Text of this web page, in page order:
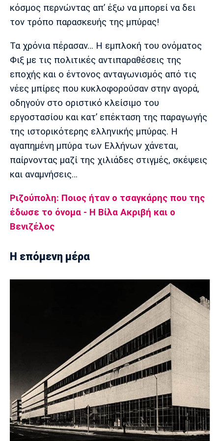
κόσμος περνώντας απ’ έξω να μπορεί να δει
τον τρόπο παρασκευής της μπύρας!
Τα χρόνια πέρασαν… Η εμπλοκή του ονόματος
Φιξ με τις πολιτικές αντιπαραθέσεις της
εποχής και ο έντονος ανταγωνισμός από τις
νέες μπίρες που κυκλοφορούσαν στην αγορά,
οδηγούν στο οριστικό κλείσιμο του
εργοστασίου και κατ’ επέκταση της παραγωγής
της ιστορικότερης ελληνικής μπύρας. Η
αγαπημένη μπύρα των Ελλήνων χάνεται,
παίρνοντας μαζί της χιλιάδες στιγμές, σκέψεις
και αναμνήσεις…
Ριζούπολη: Ποιος ήταν ο τσαγκάρης που της
έδωσε το όνομα - Η Βίλα Ακριβή και ο
Βενιζέλος
Η επόμενη μέρα